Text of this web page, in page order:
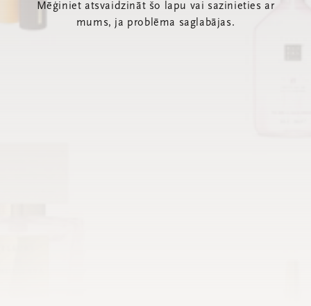
Mēģiniet atsvaidzināt šo lapu vai sazinieties ar
mums, ja problēma saglabājas.